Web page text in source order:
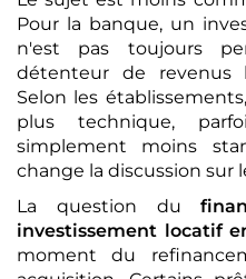
Pour la banque, un
n'est pas toujours
détenteur de revenus
Selon les
plus technique,
simplement moins
change la discussion sur
La question du
investissement locatif
moment du